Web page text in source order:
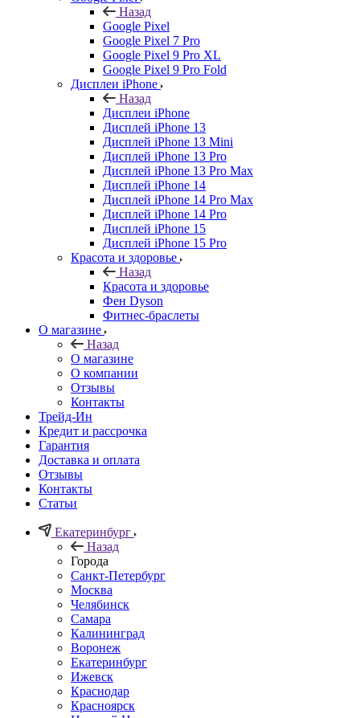
Назад
Google Pixel
Google Pixel 7 Pro
Google Pixel 9 Pro XL
Google Pixel 9 Pro Fold
Дисплеи iPhone
Назад
Дисплеи iPhone
Дисплей iPhone 13
Дисплей iPhone 13 Mini
Дисплей iPhone 13 Pro
Дисплей iPhone 13 Pro Max
Дисплей iPhone 14
Дисплей iPhone 14 Pro Max
Дисплей iPhone 14 Pro
Дисплей iPhone 15
Дисплей iPhone 15 Pro
Красота и здоровье
Назад
Красота и здоровье
Фен Dyson
Фитнес-браслеты
О магазине
Назад
О магазине
О компании
Отзывы
Контакты
Трейд-Ин
Кредит и рассрочка
Гарантия
Доставка и оплата
Отзывы
Контакты
Статьи
Екатеринбург
Назад
Города
Санкт-Петербург
Москва
Челябинск
Самара
Калининград
Воронеж
Екатеринбург
Ижевск
Краснодар
Красноярск